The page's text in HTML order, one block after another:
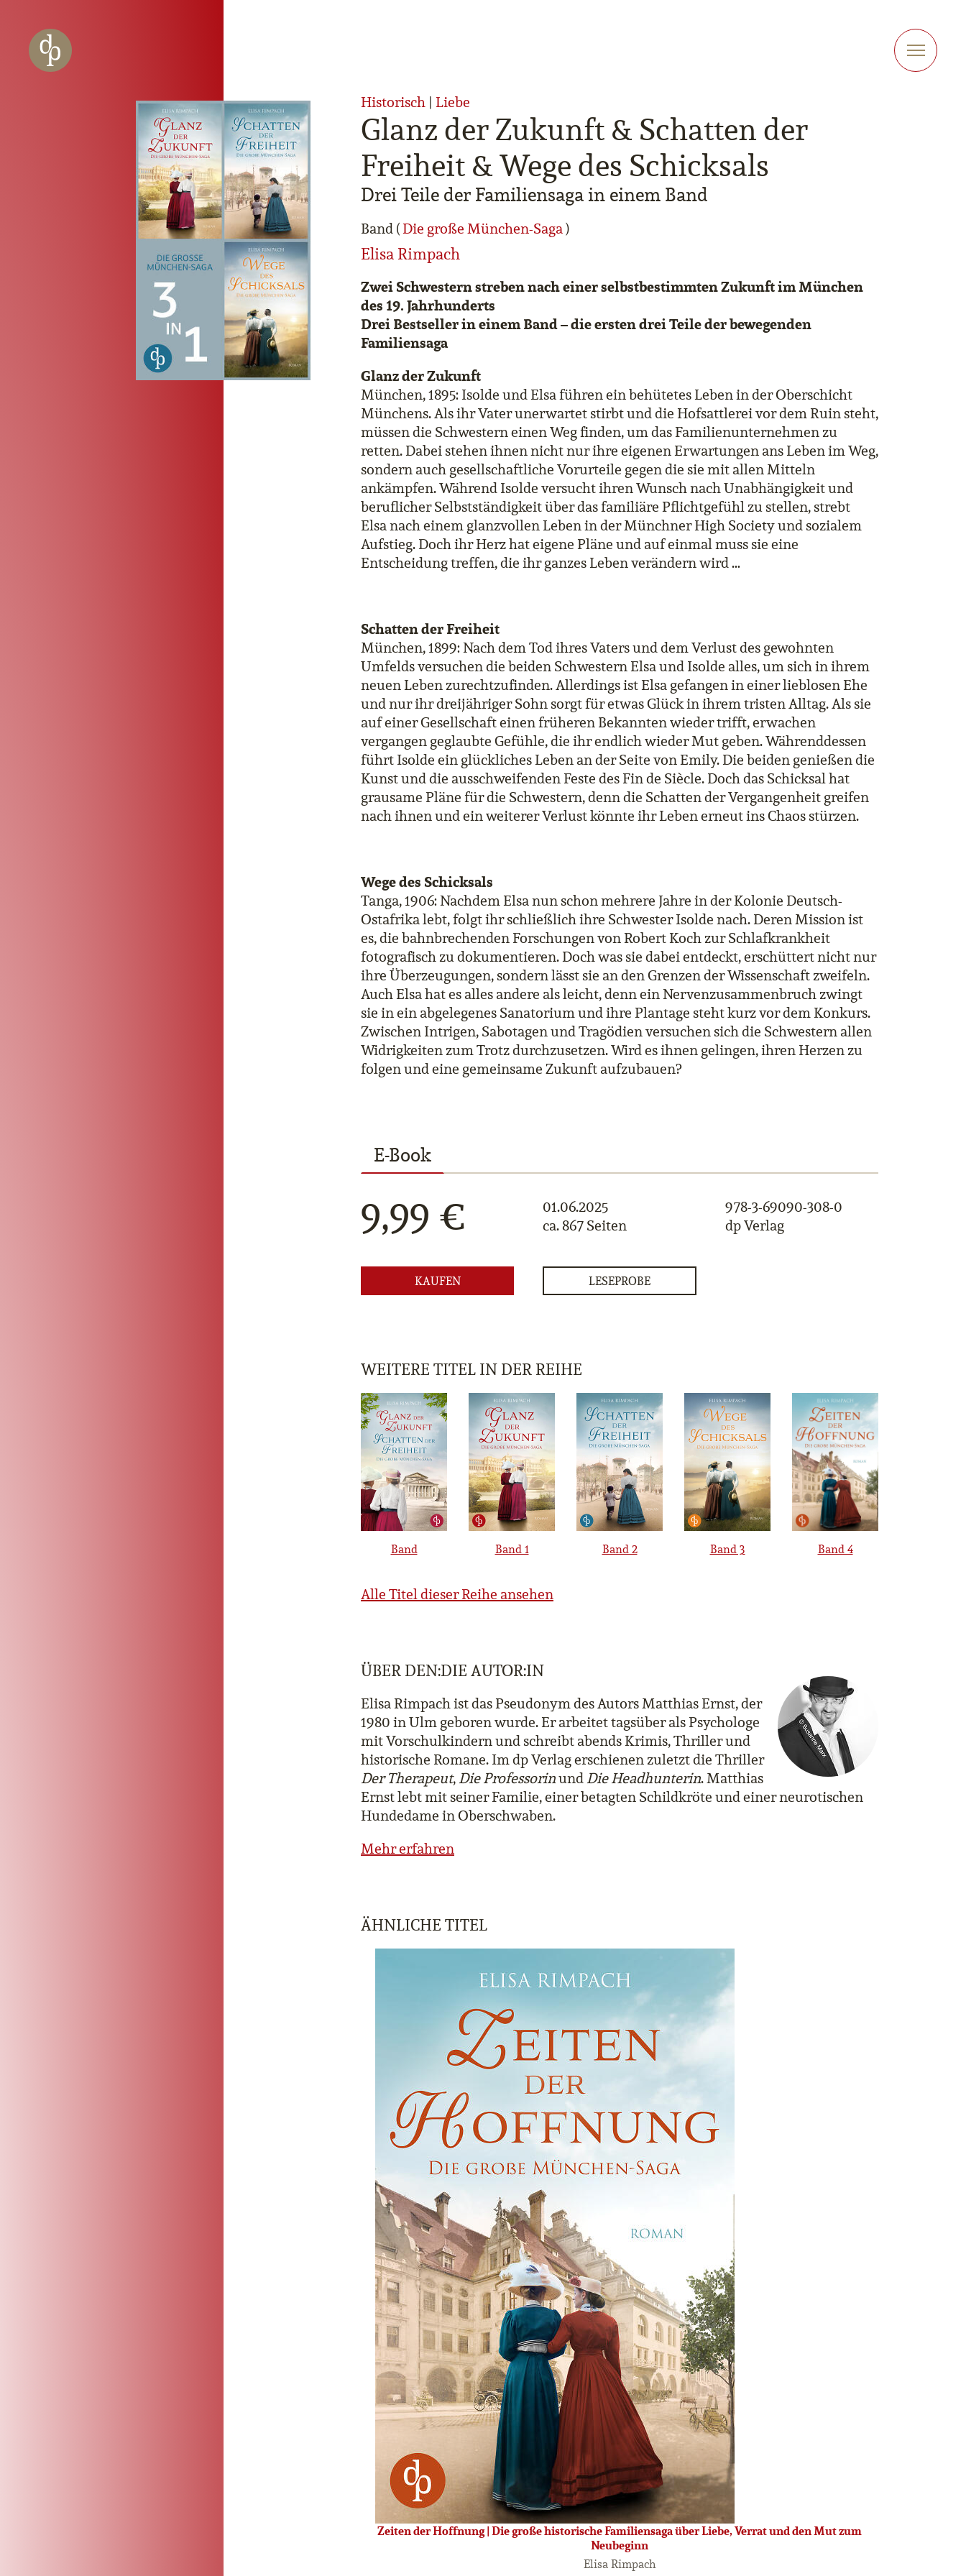
Zur Navigation springen
Zur Website-Suche springen
Glanz der Zukunft & Schatten der
Freiheit & Wege des Schicksals
Drei Teile der Familiensaga in einem Band
Band (Die große München-Saga)
Elisa Rimpach
Historisch | Liebe
Zwei Schwestern streben nach einer selbstbestimmten Zukunft im München
des 19. Jahrhunderts
Drei Bestseller in einem Band – die ersten drei Teile der bewegenden
Familiensaga
Glanz der Zukunft
München, 1895: Isolde und Elsa führen ein behütetes Leben in der Oberschicht
Münchens. Als ihr Vater unerwartet stirbt und die Hofsattlerei vor dem Ruin steht,
müssen die Schwestern einen Weg finden, um das Familienunternehmen zu
retten. Dabei stehen ihnen nicht nur ihre eigenen Erwartungen ans Leben im Weg,
sondern auch gesellschaftliche Vorurteile gegen die sie mit allen Mitteln
ankämpfen. Während Isolde versucht ihren Wunsch nach Unabhängigkeit und
beruflicher Selbstständigkeit über das familiäre Pflichtgefühl zu stellen, strebt
Elsa nach einem glanzvollen Leben in der Münchner High Society und sozialem
Aufstieg. Doch ihr Herz hat eigene Pläne und auf einmal muss sie eine
Entscheidung treffen, die ihr ganzes Leben verändern wird …
Schatten der Freiheit
München, 1899: Nach dem Tod ihres Vaters und dem Verlust des gewohnten
Umfelds versuchen die beiden Schwestern Elsa und Isolde alles, um sich in ihrem
neuen Leben zurechtzufinden. Allerdings ist Elsa gefangen in einer lieblosen Ehe
und nur ihr dreijähriger Sohn sorgt für etwas Glück in ihrem tristen Alltag. Als sie
auf einer Gesellschaft einen früheren Bekannten wieder trifft, erwachen
vergangen geglaubte Gefühle, die ihr endlich wieder Mut geben. Währenddessen
führt Isolde ein glückliches Leben an der Seite von Emily. Die beiden genießen die
Kunst und die ausschweifenden Feste des Fin de Siècle. Doch das Schicksal hat
grausame Pläne für die Schwestern, denn die Schatten der Vergangenheit greifen
nach ihnen und ein weiterer Verlust könnte ihr Leben erneut ins Chaos stürzen.
Wege des Schicksals
Tanga, 1906: Nachdem Elsa nun schon mehrere Jahre in der Kolonie Deutsch-
Ostafrika lebt, folgt ihr schließlich ihre Schwester Isolde nach. Deren Mission ist
es, die bahnbrechenden Forschungen von Robert Koch zur Schlafkrankheit
fotografisch zu dokumentieren. Doch was sie dabei entdeckt, erschüttert nicht nur
ihre Überzeugungen, sondern lässt sie an den Grenzen der Wissenschaft zweifeln.
Auch Elsa hat es alles andere als leicht, denn ein Nervenzusammenbruch zwingt
sie in ein abgelegenes Sanatorium und ihre Plantage steht kurz vor dem Konkurs.
Zwischen Intrigen, Sabotagen und Tragödien versuchen sich die Schwestern allen
Widrigkeiten zum Trotz durchzusetzen. Wird es ihnen gelingen, ihren Herzen zu
folgen und eine gemeinsame Zukunft aufzubauen?
E-Book
9,99 €
01.06.2025
ca. 867 Seiten
978-3-69090-308-0
dp Verlag
KAUFEN LESEPROBE
WEITERE TITEL IN DER REIHE
Band Band 1 Band 2 Band 3 Band 4
Alle Titel dieser Reihe ansehen
ÜBER DEN:DIE AUTOR:IN
Elisa Rimpach ist das Pseudonym des Autors Matthias Ernst, der
1980 in Ulm geboren wurde. Er arbeitet tagsüber als Psychologe
mit Vorschulkindern und schreibt abends Krimis, Thriller und
historische Romane. Im dp Verlag erschienen zuletzt die Thriller
Der Therapeut,Die ProfessorinundDie Headhunterin. Matthias
Ernst lebt mit seiner Familie, einer betagten Schildkröte und einer neurotischen
Hundedame in Oberschwaben.
Mehr erfahren
ÄHNLICHE TITEL
Zeiten der Hoffnung | Die große historische Familiensaga über Liebe, Verrat und den Mut zum
Neubeginn
Elisa Rimpach